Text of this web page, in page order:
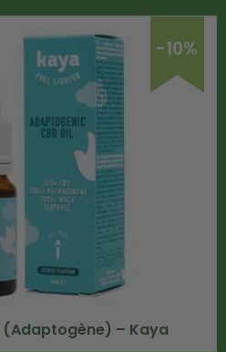
-10%
(Adaptogène) – Kaya